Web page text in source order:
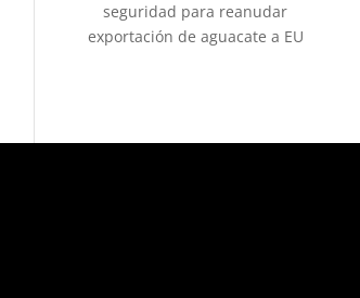
seguridad para reanudar
exportación de aguacate a EU